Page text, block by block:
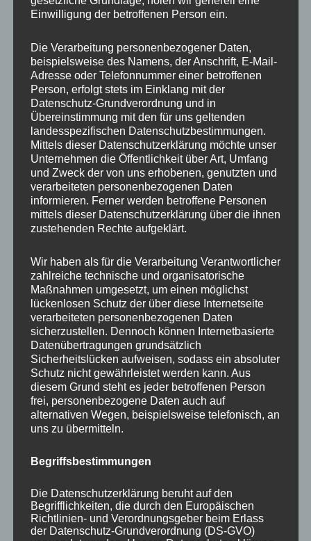
MP Mario Porten
Beratung
Training
Coaching
Impulsvorträge
NEWS ABONNIEREN?
Your email:
KATEGORIEN
Aktuelles vom MP
Allgemein
Impulse zur persönlichen Reflexion
Naturfoto-Blog
Einwilligung der betroffenen Person ein.
Die Verarbeitung personenbezogener Daten,
beispielsweise des Namens, der Anschrift, E-Mail-
Adresse oder Telefonnummer einer betroffenen
Person, erfolgt stets im Einklang mit der
Datenschutz-Grundverordnung und in
Übereinstimmung mit den für uns geltenden
landesspezifischen Datenschutzbestimmungen.
Mittels dieser Datenschutzerklärung möchte unser
Unternehmen die Öffentlichkeit über Art, Umfang
und Zweck der von uns erhobenen, genutzten und
verarbeiteten personenbezogenen Daten
informieren. Ferner werden betroffene Personen
mittels dieser Datenschutzerklärung über die ihnen
zustehenden Rechte aufgeklärt.
Wir haben als für die Verarbeitung Verantwortlicher
zahlreiche technische und organisatorische
Maßnahmen umgesetzt, um einen möglichst
lückenlosen Schutz der über diese Internetseite
verarbeiteten personenbezogenen Daten
sicherzustellen. Dennoch können Internetbasierte
Datenübertragungen grundsätzlich
Sicherheitslücken aufweisen, sodass ein absoluter
Schutz nicht gewährleistet werden kann. Aus
diesem Grund steht es jeder betroffenen Person
frei, personenbezogene Daten auch auf
alternativen Wegen, beispielsweise telefonisch, an
uns zu übermitteln.
Begriffsbestimmungen
Die Datenschutzerklärung beruht auf den
Begrifflichkeiten, die durch den Europäischen
Richtlinien- und Verordnungsgeber beim Erlass
der Datenschutz-Grundverordnung (DS-GVO)